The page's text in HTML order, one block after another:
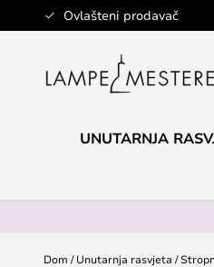
Ovlašteni prodavač
Skip
to
UNUTARNJA
Dom Unutarnja rasvjeta